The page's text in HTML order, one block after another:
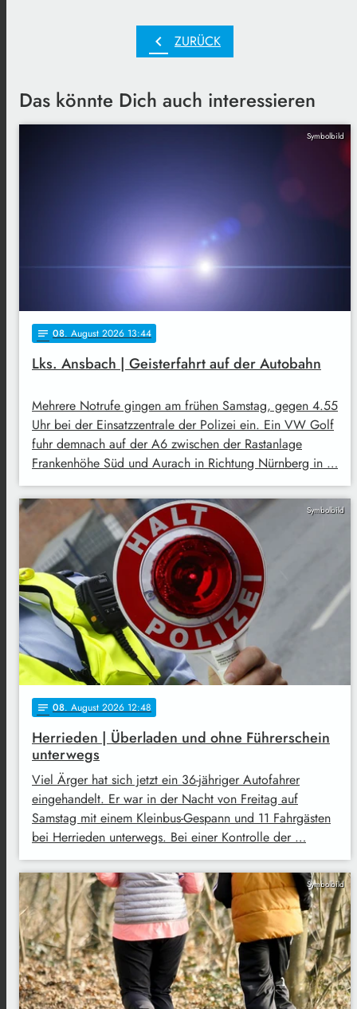
chevron_left ZURÜCK
Das könnte Dich auch interessieren
Symbolbild
notes 08. August 2026 13:44
Lks. Ansbach | Geisterfahrt auf der Autobahn
Mehrere Notrufe gingen am frühen Samstag, gegen 4.55
Uhr bei der Einsatzzentrale der Polizei ein. Ein VW Golf
fuhr demnach auf der A6 zwischen der Rastanlage
Frankenhöhe Süd und Aurach in Richtung Nürnberg in …
Symbolbild
notes 08. August 2026 12:48
Herrieden | Überladen und ohne Führerschein
unterwegs
Viel Ärger hat sich jetzt ein 36-jähriger Autofahrer
eingehandelt. Er war in der Nacht von Freitag auf
Samstag mit einem Kleinbus-Gespann und 11 Fahrgästen
bei Herrieden unterwegs. Bei einer Kontrolle der …
Symbolbild